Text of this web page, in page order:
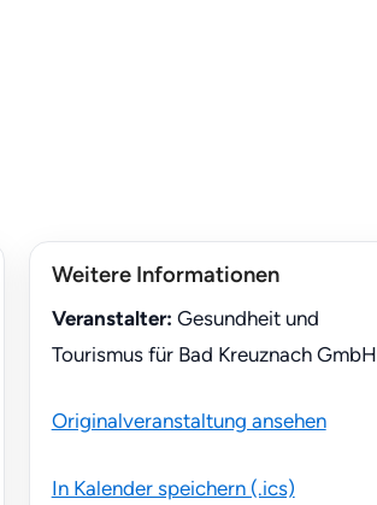
Weitere Informationen
Veranstalter: Gesundheit und
Tourismus für Bad Kreuznach GmbH
Originalveranstaltung ansehen
In Kalender speichern (.ics)